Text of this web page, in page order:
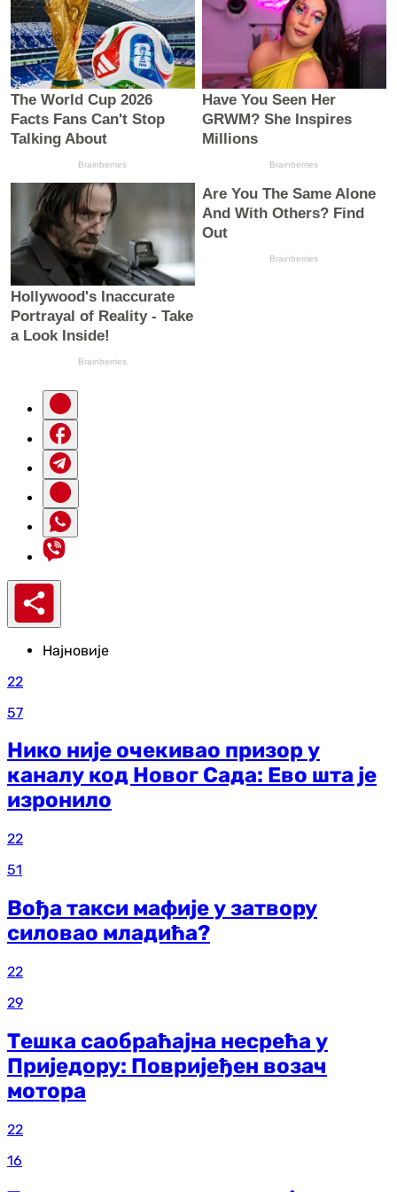
Најновије
22
57
Нико није очекивао призор у
каналу код Новог Сада: Ево шта је
изронило
22
51
Вођа такси мафије у затвору
силовао младића?
22
29
Тешка саобраћајна несрећа у
Приједору: Повријеђен возач
мотора
22
16